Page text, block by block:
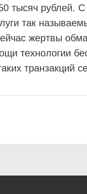
тысяч
так
жертвы
технологии
транзакций